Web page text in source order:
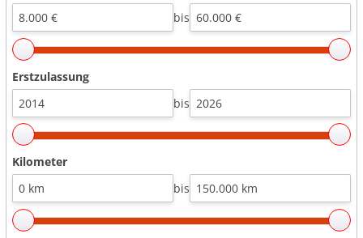
bis
Erstzulassung
bis
Kilometer
bis